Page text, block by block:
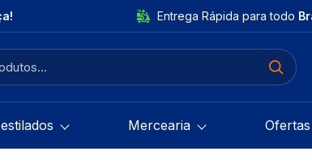
Entrega Rápida para todo
Mercearia Ofertas